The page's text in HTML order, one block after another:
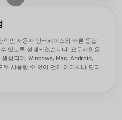
적인 사용자 인터페이스와 빠른 응답
있도록 설계되었습니다. 요구사항을
생성되며, Windows, Mac, Android,
두 사용할 수 있어 언제 어디서나 편리